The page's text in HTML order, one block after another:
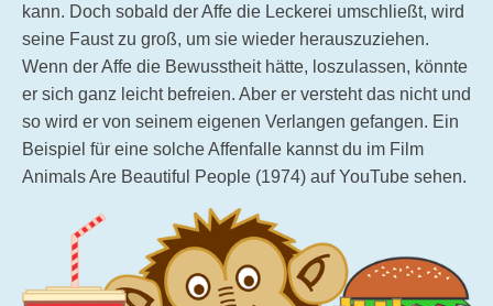
kann. Doch sobald der Affe die Leckerei umschließt, wird
seine Faust zu groß, um sie wieder herauszuziehen.
Wenn der Affe die Bewusstheit hätte, loszulassen, könnte
er sich ganz leicht befreien. Aber er versteht das nicht und
so wird er von seinem eigenen Verlangen gefangen. Ein
Beispiel für eine solche Affenfalle kannst du im Film
Animals Are Beautiful People (1974) auf YouTube sehen.